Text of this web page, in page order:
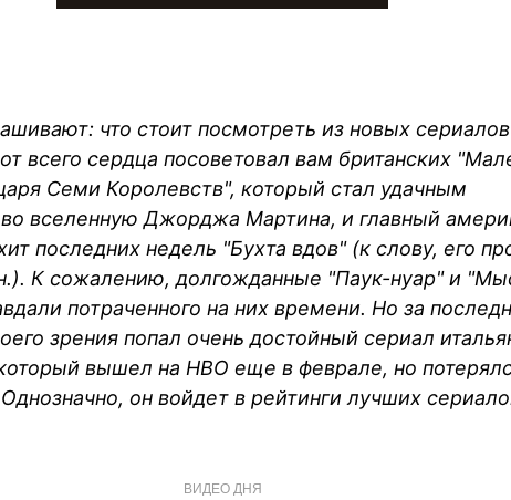
что стоит посмотреть из новых
всего сердца посоветовал вам британских
Семи Королевств", который стал удачным
вселенную Джорджа Мартина, и главный
последних недель "Бухта вдов" (к слову, его
К сожалению, долгожданные "Паук-нуар" и
потраченного на них времени. Но за
зрения попал очень достойный сериал
вышел на НВО еще в феврале, но
он войдет в рейтинги лучших
ВИДЕО ДНЯ